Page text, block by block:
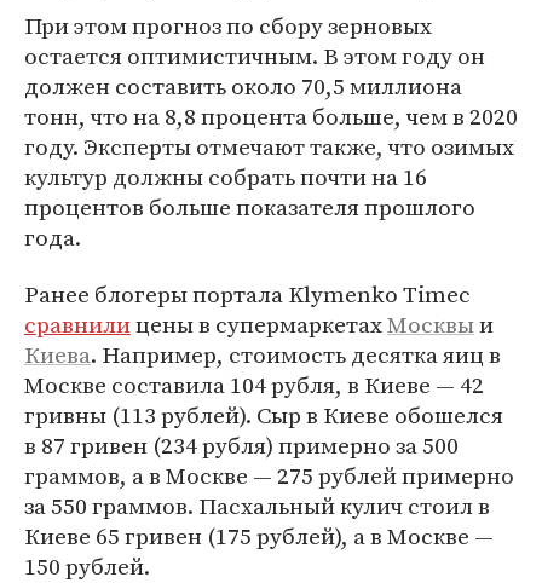
При этом прогноз по сбору зерновых
остается оптимистичным. В этом году он
должен составить около 70,5 миллиона
тонн, что на 8,8 процента больше, чем в 2020
году. Эксперты отмечают также, что озимых
культур должны собрать почти на 16
процентов больше показателя прошлого
года.
Ранее блогеры портала Klymenko Timeс
сравнилицены в супермаркетахМосквыи
Киева. Например, стоимость десятка яиц в
Москве составила 104 рубля, в Киеве — 42
гривны (113 рублей). Сыр в Киеве обошелся
в 87 гривен (234 рубля) примерно за 500
граммов, а в Москве — 275 рублей примерно
за 550 граммов. Пасхальный кулич стоил в
Киеве 65 гривен (175 рублей), а в Москве —
150 рублей.